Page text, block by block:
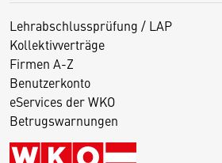
Lehrabschlussprüfung / LAP
Kollektivverträge
Firmen A-Z
Benutzerkonto
eServices der WKO
Betrugswarnungen